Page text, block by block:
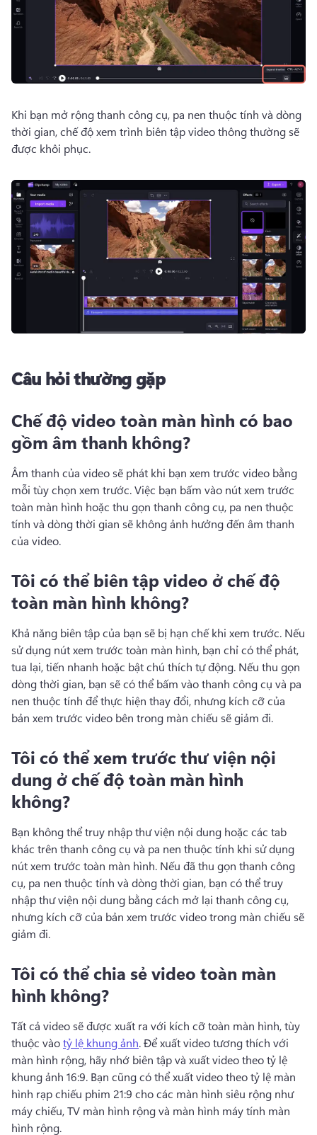
Khi bạn mở rộng thanh công cụ, pa nen thuộc tính và dòng
thời gian, chế độ xem trình biên tập video thông thường sẽ
được khôi phục.
Câu hỏi thường gặp
Chế độ video toàn màn hình có bao
gồm âm thanh không?
Âm thanh của video sẽ phát khi bạn xem trước video bằng
mỗi tùy chọn xem trước. Việc bạn bấm vào nút xem trước
toàn màn hình hoặc thu gọn thanh công cụ, pa nen thuộc
tính và dòng thời gian sẽ không ảnh hưởng đến âm thanh
của video.
Tôi có thể biên tập video ở chế độ
toàn màn hình không?
Khả năng biên tập của bạn sẽ bị hạn chế khi xem trước. Nếu
sử dụng nút xem trước toàn màn hình, bạn chỉ có thể phát,
tua lại, tiến nhanh hoặc bật chú thích tự động. Nếu thu gọn
dòng thời gian, bạn sẽ có thể bấm vào thanh công cụ và pa
nen thuộc tính để thực hiện thay đổi, nhưng kích cỡ của
bản xem trước video bên trong màn chiếu sẽ giảm đi.
Tôi có thể xem trước thư viện nội
dung ở chế độ toàn màn hình
không?
Bạn không thể truy nhập thư viện nội dung hoặc các tab
khác trên thanh công cụ và pa nen thuộc tính khi sử dụng
nút xem trước toàn màn hình. Nếu đã thu gọn thanh công
cụ, pa nen thuộc tính và dòng thời gian, bạn có thể truy
nhập thư viện nội dung bằng cách mở lại thanh công cụ,
nhưng kích cỡ của bản xem trước video trong màn chiếu sẽ
giảm đi.
Tôi có thể chia sẻ video toàn màn
hình không?
Tất cả video sẽ được xuất ra với kích cỡ toàn màn hình, tùy
thuộc vào tỷ lệ khung ảnh. Để xuất video tương thích với
màn hình rộng, hãy nhớ biên tập và xuất video theo tỷ lệ
khung ảnh 16:9. Bạn cũng có thể xuất video theo tỷ lệ màn
hình rạp chiếu phim 21:9 cho các màn hình siêu rộng như
máy chiếu, TV màn hình rộng và màn hình máy tính màn
hình rộng.